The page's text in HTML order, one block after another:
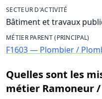
SECTEUR D'ACTIVITÉ
Bâtiment et travaux
MÉTIER PARENT (PRINCIPAL)
F1603 — Plombier /
Quelles sont les
métier Ramoneur /